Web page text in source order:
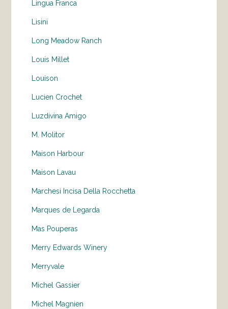
Lingua Franca
Lisini
Long Meadow Ranch
Louis Millet
Louison
Lucien Crochet
Luzdivina Amigo
M. Molitor
Maison Harbour
Maison Lavau
Marchesi Incisa Della Rocchetta
Marques de Legarda
Mas Pouperas
Merry Edwards Winery
Merryvale
Michel Gassier
Michel Magnien